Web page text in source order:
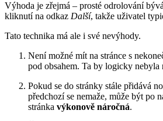
Výhoda je zřejmá – prosté odrolování
kliknutí na odkaz Další, takže uživatel
Tato technika má ale i své nevýhody.
Není možné mít na stránce s
pod obsahem. Ta by logicky nebyla
Pokud se do stránky stále přidává
předchozí se nemaže, může být po
stránka výkonově náročná.